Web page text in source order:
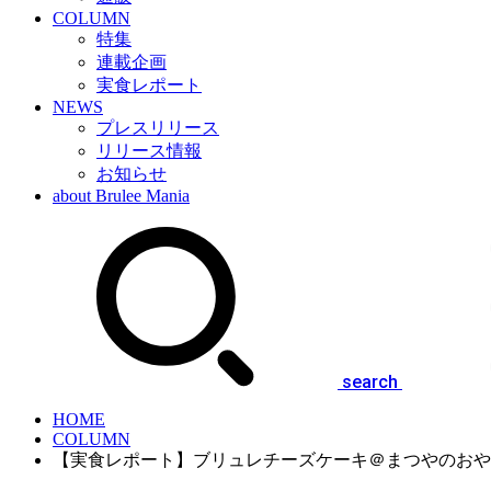
COLUMN
特集
連載企画
実食レポート
NEWS
プレスリリース
リリース情報
お知らせ
about Brulee Mania
search
HOME
COLUMN
【実食レポート】ブリュレチーズケーキ＠まつやのお